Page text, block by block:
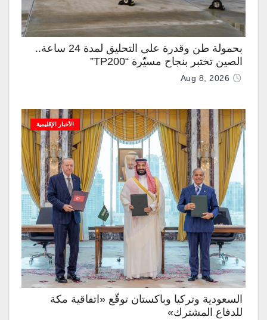
بحمولة طن وقدرة على التحليق لمدة 24 ساعة..
الصين تختبر بنجاح مسيّرة “TP200”
Aug 8, 2026
الأخبار الإقليمية
السعودية وتركيا وباكستان توقّع «اتفاقية مكة
للدفاع المشترك»